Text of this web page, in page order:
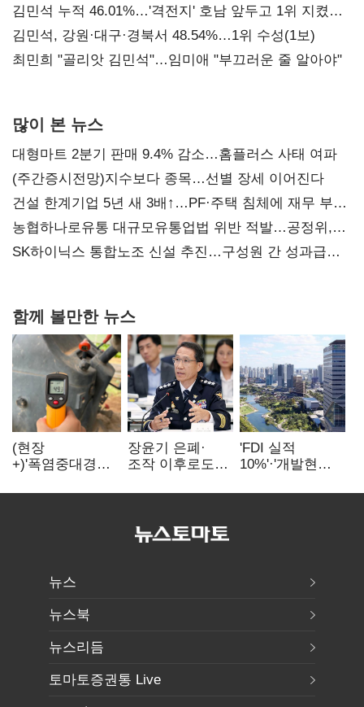
김민석 누적 46.01%…'격전지' 호남 앞두고 1위 지켰다
(2보)
김민석, 강원·대구·경북서 48.54%…1위 수성(1보)
최민희 "골리앗 김민석"…임미애 "부끄러운 줄 알아야"
많이 본 뉴스
대형마트 2분기 판매 9.4% 감소…홈플러스 사태 여파
(주간증시전망)지수보다 종목…선별 장세 이어진다
건설 한계기업 5년 새 3배↑…PF·주택 침체에 재무 부담
확대
농협하나로유통 대규모유통업법 위반 적발…공정위,
과징금 4억6200만원 부과
SK하이닉스 통합노조 신설 추진…구성원 간 성과급
함께 볼만한 뉴스
(현장
+)'폭염중대경보'
이주노동자는
장윤기 은폐·
조작 이후로도
내부비위…경찰
'FDI 실적
10%'·'개발현안
인천경제청장
뉴스
뉴스북
뉴스리듬
토마토증권통 Live